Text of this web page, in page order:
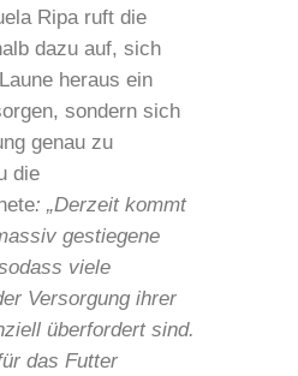
Ripa ruft die
dazu auf, sich
heraus ein
sondern sich
genau zu
die
: „Derzeit kommt
gestiegene
viele
Versorgung ihrer
überfordert sind.
das Futter